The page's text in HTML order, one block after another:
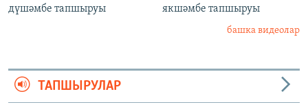
дүшәмбе тапшыруы якшәмбе тапшыруы
башка видеолар
ТАПШЫРУЛАР